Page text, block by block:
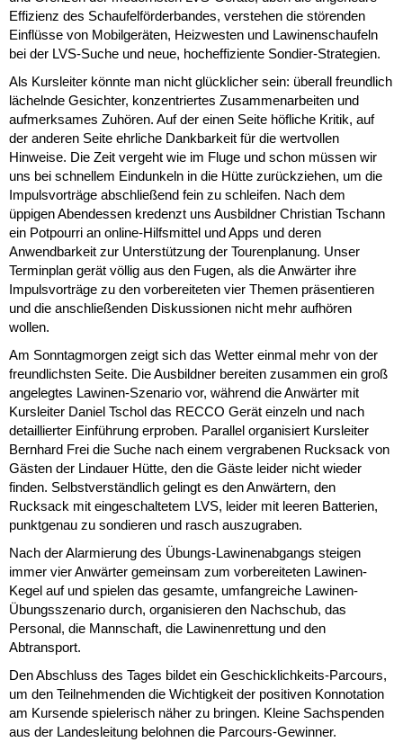
Effizienz des Schaufelförderbandes, verstehen die störenden
Einflüsse von Mobilgeräten, Heizwesten und Lawinenschaufeln
bei der LVS-Suche und neue, hocheffiziente Sondier-Strategien.
Als Kursleiter könnte man nicht glücklicher sein: überall freundlich
lächelnde Gesichter, konzentriertes Zusammenarbeiten und
aufmerksames Zuhören. Auf der einen Seite höfliche Kritik, auf
der anderen Seite ehrliche Dankbarkeit für die wertvollen
Hinweise. Die Zeit vergeht wie im Fluge und schon müssen wir
uns bei schnellem Eindunkeln in die Hütte zurückziehen, um die
Impulsvorträge abschließend fein zu schleifen. Nach dem
üppigen Abendessen kredenzt uns Ausbildner Christian Tschann
ein Potpourri an online-Hilfsmittel und Apps und deren
Anwendbarkeit zur Unterstützung der Tourenplanung. Unser
Terminplan gerät völlig aus den Fugen, als die Anwärter ihre
Impulsvorträge zu den vorbereiteten vier Themen präsentieren
und die anschließenden Diskussionen nicht mehr aufhören
wollen.
Am Sonntagmorgen zeigt sich das Wetter einmal mehr von der
freundlichsten Seite. Die Ausbildner bereiten zusammen ein groß
angelegtes Lawinen-Szenario vor, während die Anwärter mit
Kursleiter Daniel Tschol das RECCO Gerät einzeln und nach
detaillierter Einführung erproben. Parallel organisiert Kursleiter
Bernhard Frei die Suche nach einem vergrabenen Rucksack von
Gästen der Lindauer Hütte, den die Gäste leider nicht wieder
finden. Selbstverständlich gelingt es den Anwärtern, den
Rucksack mit eingeschaltetem LVS, leider mit leeren Batterien,
punktgenau zu sondieren und rasch auszugraben.
Nach der Alarmierung des Übungs-Lawinenabgangs steigen
immer vier Anwärter gemeinsam zum vorbereiteten Lawinen-
Kegel auf und spielen das gesamte, umfangreiche Lawinen-
Übungsszenario durch, organisieren den Nachschub, das
Personal, die Mannschaft, die Lawinenrettung und den
Abtransport.
Den Abschluss des Tages bildet ein Geschicklichkeits-Parcours,
um den Teilnehmenden die Wichtigkeit der positiven Konnotation
am Kursende spielerisch näher zu bringen. Kleine Sachspenden
aus der Landesleitung belohnen die Parcours-Gewinner.